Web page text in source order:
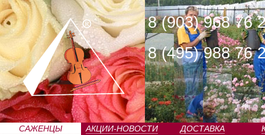
8 (903) 968 76
8 (495) 988 76
САЖЕНЦЫ
АКЦИИ-НОВОСТИ ДОСТАВКА